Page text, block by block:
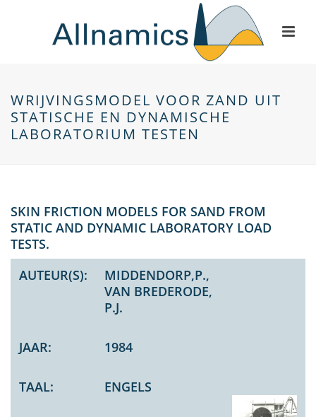
WRIJVINGSMODEL VOOR ZAND UIT
STATISCHE EN DYNAMISCHE
LABORATORIUM TESTEN
SKIN FRICTION MODELS FOR SAND FROM
STATIC AND DYNAMIC LABORATORY LOAD
TESTS.
AUTEUR(S):
MIDDENDORP,P.,
VAN BREDERODE,
P.J.
JAAR: 1984
TAAL: ENGELS